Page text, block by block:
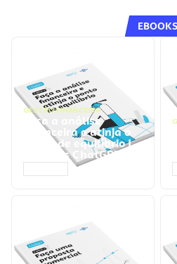
EBOOKS
GESTÃO FINANCEIRA
Faça a análise
financeira e atinja o
ponto de equilíbrio |
Prompts ChatGPT